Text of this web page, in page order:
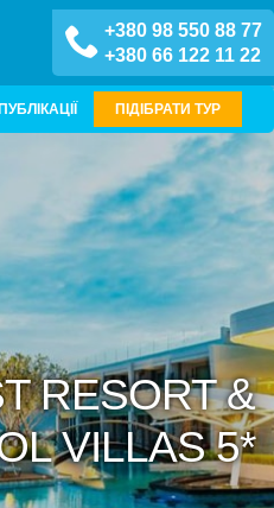
+380 98 550 88 77
+380 66 122 11 22
ПІДІБРАТИ ТУР
RESORT &
VILLAS 5*